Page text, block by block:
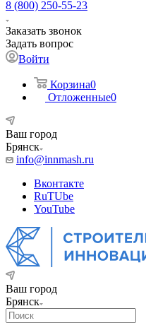
8 (800) 250-55-23
Заказать звонок
Задать вопрос
Войти
Корзина0
Отложенные0
Ваш город
Брянск
info@innmash.ru
Вконтакте
RuTUbe
YouTube
Ваш город
Брянск